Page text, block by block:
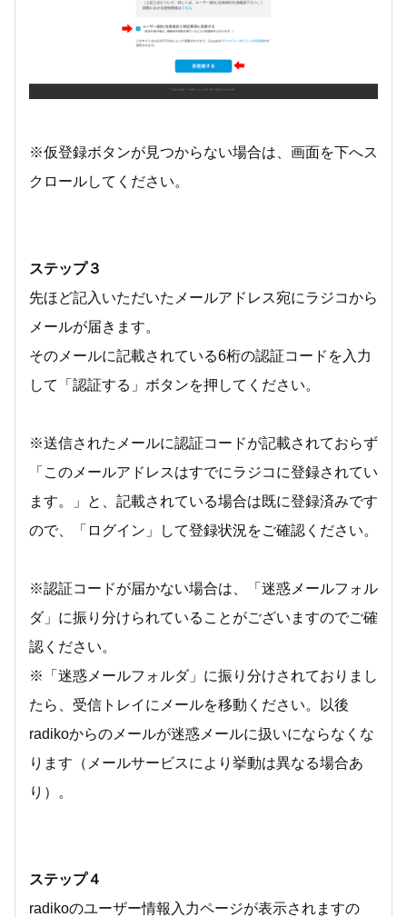
※仮登録ボタンが見つからない場合は、画面を下へス
クロールしてください。
ステップ３
先ほど記入いただいたメールアドレス宛にラジコから
メールが届きます。
そのメールに記載されている6桁の認証コードを入力
して「認証する」ボタンを押してください。
※送信されたメールに認証コードが記載されておらず
「このメールアドレスはすでにラジコに登録されてい
ます。」と、記載されている場合は既に登録済みです
ので、「ログイン」して登録状況をご確認ください。
※認証コードが届かない場合は、「迷惑メールフォル
ダ」に振り分けられていることがございますのでご確
認ください。
※「迷惑メールフォルダ」に振り分けされておりまし
たら、受信トレイにメールを移動ください。以後
radikoからのメールが迷惑メールに扱いにならなくな
ります（メールサービスにより挙動は異なる場合あ
り）。
ステップ４
radikoのユーザー情報入力ページが表示されますの